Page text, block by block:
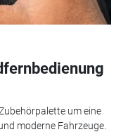
um eine
moderne Fahrzeuge.